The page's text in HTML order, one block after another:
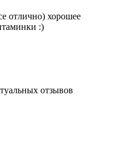
отлично) хорошее
:)
отзывов